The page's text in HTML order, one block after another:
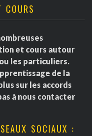
COURS
et cours autour
les particuliers.
de la
sur les accords
à nous contacter
SOCIAUX :